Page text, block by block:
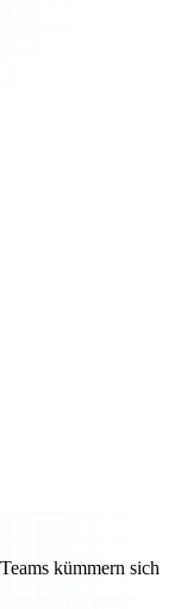
kümmern sich